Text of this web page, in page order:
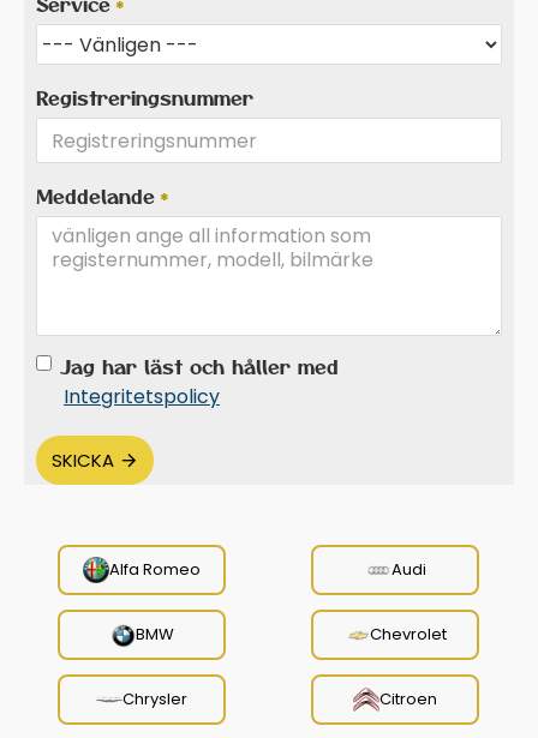
Registreringsnummer
Meddelande
Jag har läst och håller med
Integritetspolicy
SKICKA
Alfa Romeo Audi
BMW Chevrolet
Chrysler Citroen